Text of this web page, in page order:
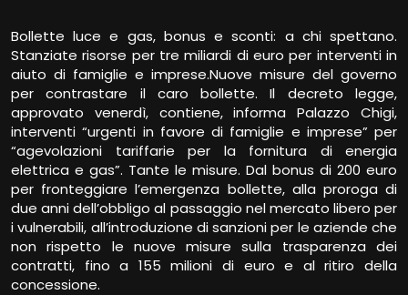
Bollette luce e gas, bonus e sconti: a chi spettano.
Stanziate risorse per tre miliardi di euro per interventi in
aiuto di famiglie e imprese.Nuove misure del governo
per contrastare il caro bollette. Il decreto legge,
approvato venerdì, contiene, informa Palazzo Chigi,
interventi “urgenti in favore di famiglie e imprese” per
“agevolazioni tariffarie per la fornitura di energia
elettrica e gas”. Tante le misure. Dal bonus di 200 euro
per fronteggiare l’emergenza bollette, alla proroga di
due anni dell’obbligo al passaggio nel mercato libero per
i vulnerabili, all’introduzione di sanzioni per le aziende che
non rispetto le nuove misure sulla trasparenza dei
contratti, fino a 155 milioni di euro e al ritiro della
concessione.